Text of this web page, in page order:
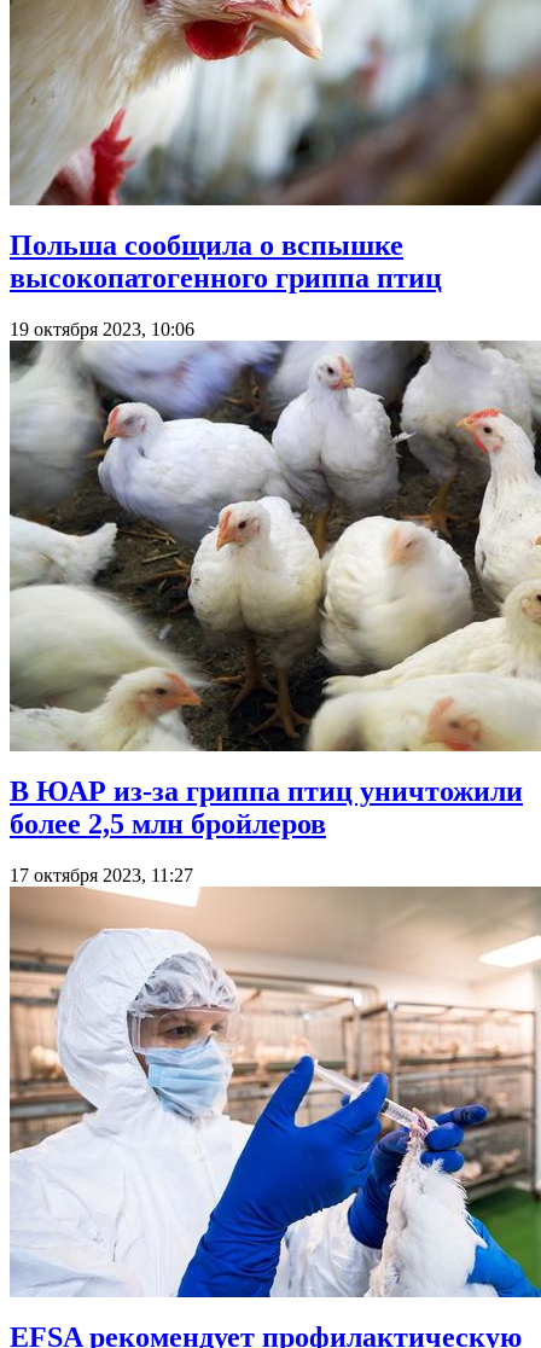
Польша сообщила о вспышке
высокопатогенного гриппа птиц
19 октября 2023, 10:06
В ЮАР из-за гриппа птиц уничтожили
более 2,5 млн бройлеров
17 октября 2023, 11:27
EFSA рекомендует профилактическую